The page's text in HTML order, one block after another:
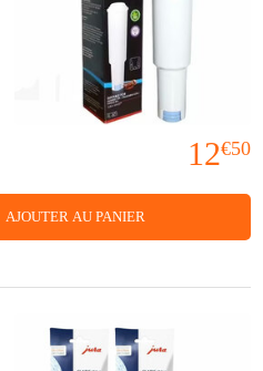
12€50
AJOUTER AU PANIER